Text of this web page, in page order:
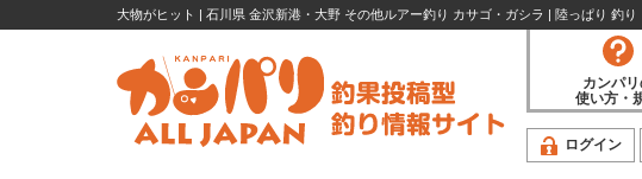
大物がヒット | 石川県 金沢新港・大野 その他ルアー釣り カサゴ・ガシラ | 陸っぱり 釣り
カンパ
使い方・
ログイン